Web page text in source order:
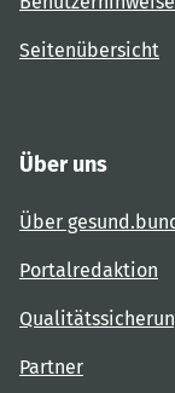
Seitenübersicht
Über uns
Über
Portalredaktion
Partner